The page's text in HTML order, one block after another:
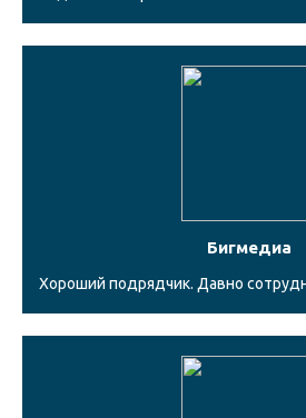
Бигмедиа
Хороший подрядчик. Давно